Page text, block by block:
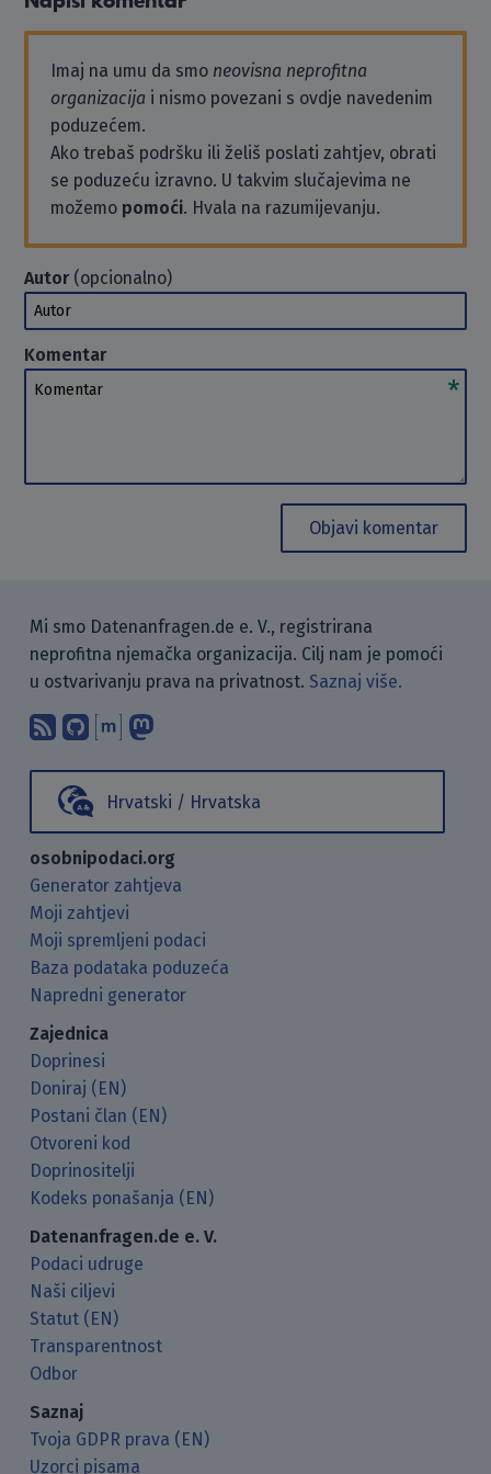
Imaj na umu da smo neovisna neprofitna
organizacija i nismo povezani s ovdje navedenim
poduzećem.
Ako trebaš podršku ili želiš poslati zahtjev, obrati
se poduzeću izravno. U takvim slučajevima ne
možemo pomoći. Hvala na razumijevanju.
Autor(opcionalno)
Autor
Komentar
Komentar
Objavi komentar
Mi smo Datenanfragen.de e. V., registrirana
neprofitna njemačka organizacija. Cilj nam je pomoći
u ostvarivanju prava na privatnost. Saznaj više.
Pretplati se na naš blog koristeći
Pronađi nas na GitHubu.
Raspravljaj s nama putem
Hrvatski / Hrvatska
osobnipodaci.org
Generator zahtjeva
Moji zahtjevi
Moji spremljeni podaci
Baza podataka poduzeća
Napredni generator
Zajednica
Doprinesi
Doniraj (EN)
Postani član (EN)
Otvoreni kod
Doprinositelji
Kodeks ponašanja (EN)
Datenanfragen.de e. V.
Podaci udruge
Naši ciljevi
Statut (EN)
Transparentnost
Odbor
Saznaj
Tvoja GDPR prava (EN)
Uzorci pisama